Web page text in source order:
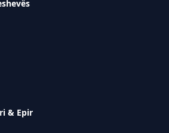
& Epir